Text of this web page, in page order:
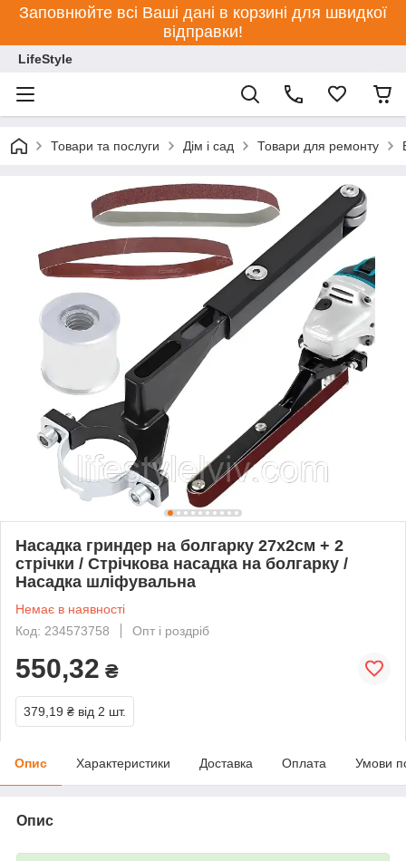
Заповнюйте всі Ваші дані в корзині для швидкої
відправки!
LifeStyle
Товари та послуги Дім і сад Товари для ремонту
Насадка гриндер на болгарку 27х2см + 2
стрічки / Стрічкова насадка на болгарку /
Насадка шліфувальна
Немає в наявності
Код: 234573758
Опт і роздріб
550,32 ₴
379,19 ₴ від 2 шт.
Опис Характеристики Доставка Оплата Умови
Опис